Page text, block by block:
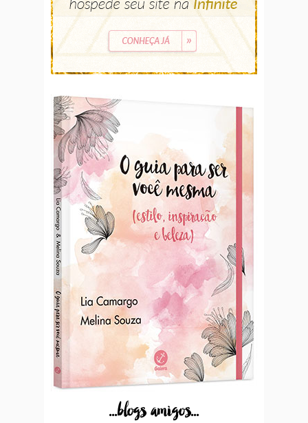
...blogs amigos...